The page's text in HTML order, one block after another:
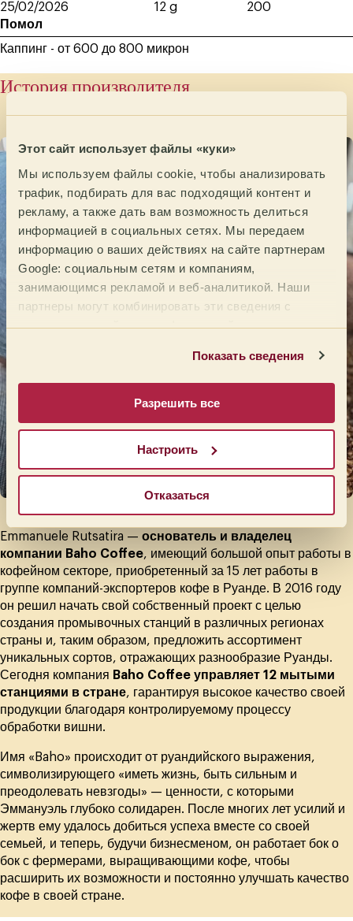
Этот сайт использует файлы «куки»
Мы используем файлы cookie, чтобы анализировать
трафик, подбирать для вас подходящий контент и
рекламу, а также дать вам возможность делиться
информацией в социальных сетях. Мы передаем
информацию о ваших действиях на сайте партнерам
Google: социальным сетям и компаниям,
занимающимся рекламой и веб-аналитикой. Наши
партнеры могут комбинировать эти сведения с
предоставленной вами информацией, а также
Показать сведения
Разрешить все
Настроить
Отказаться
25/02/2026
12 g
200
Помол
Каппинг - от 600 до 800 микрон
История производителя
Emmanuele Rutsatira — основатель и владелец
компании Baho Coffee, имеющий большой опыт работы в
кофейном секторе, приобретенный за 15 лет работы в
группе компаний-экспортеров кофе в Руанде. В 2016 году
он решил начать свой собственный проект с целью
создания промывочных станций в различных регионах
страны и, таким образом, предложить ассортимент
уникальных сортов, отражающих разнообразие Руанды.
Сегодня компания Baho Coffee управляет 12 мытыми
станциями в стране, гарантируя высокое качество своей
продукции благодаря контролируемому процессу
обработки вишни.
Имя «Baho» происходит от руандийского выражения,
символизирующего «иметь жизнь, быть сильным и
преодолевать невзгоды» — ценности, с которыми
Эммануэль глубоко солидарен. После многих лет усилий и
жертв ему удалось добиться успеха вместе со своей
семьей, и теперь, будучи бизнесменом, он работает бок о
бок с фермерами, выращивающими кофе, чтобы
расширить их возможности и постоянно улучшать качество
кофе в своей стране.